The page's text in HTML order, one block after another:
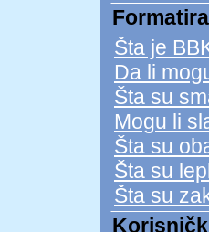
Šta je
Da li
Šta su
Mogu li
Šta su
Šta su
Šta su